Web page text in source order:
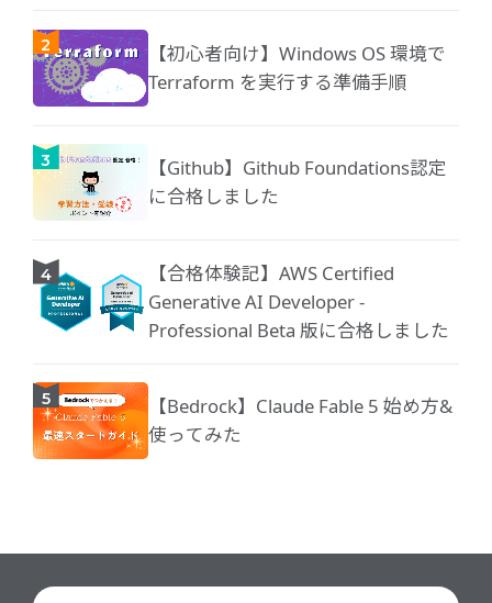
【初心者向け】Windows OS 環境で
Terraform を実行する準備手順
【Github】Github Foundations認定
に合格しました
【合格体験記】AWS Certified
Generative AI Developer -
Professional Beta 版に合格しました
【Bedrock】Claude Fable 5 始め方&
使ってみた